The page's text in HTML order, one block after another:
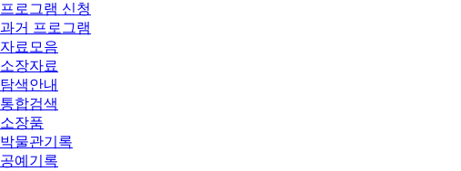
프로그램 신청
과거 프로그램
자료모음
소장자료
탐색안내
통합검색
소장품
박물관기록
공예기록